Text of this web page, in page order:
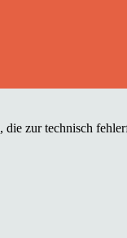
zur technisch